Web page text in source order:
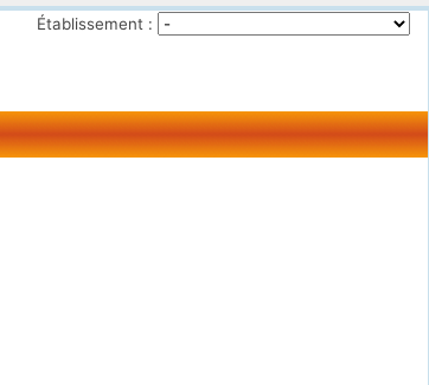
Établissement :